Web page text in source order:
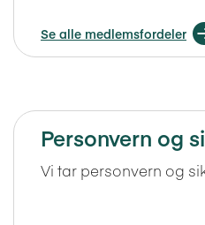
Se alle medlemsfordeler
Personvern og
Vi tar personvern og